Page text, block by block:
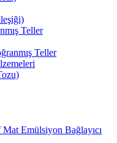
Teller
Teller
Emülsiyon Bağlayıcı